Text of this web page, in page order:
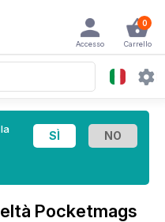
0
Carrello
Accesso
Pocketmags